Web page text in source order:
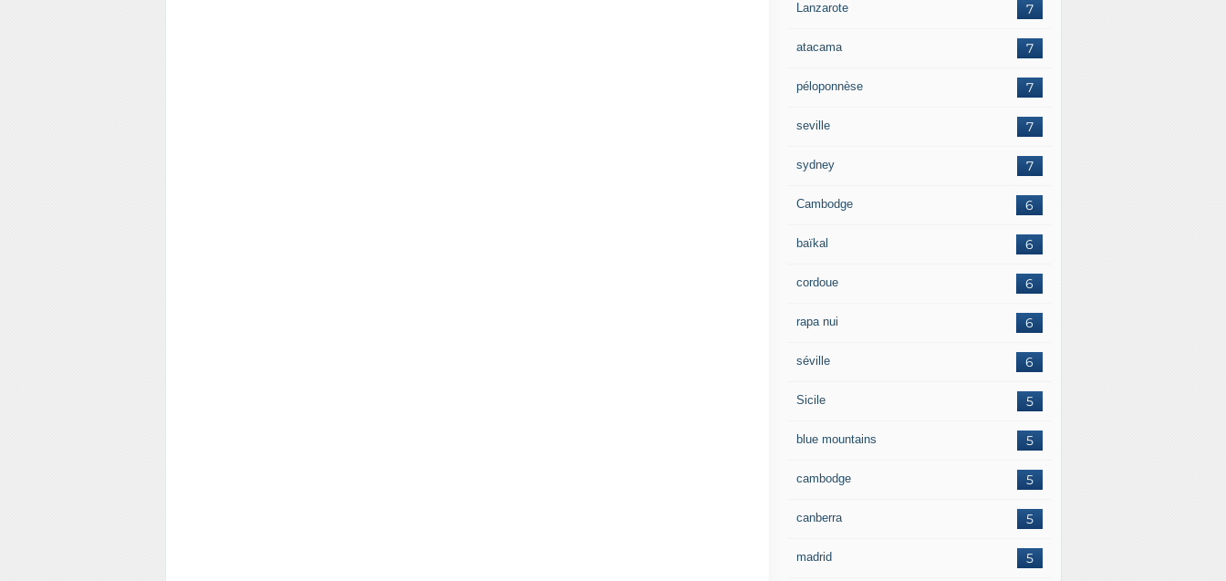
7
Lanzarote
7
atacama
7
péloponnèse
7
seville
7
sydney
6
Cambodge
6
baïkal
6
cordoue
6
rapa nui
6
séville
5
Sicile
5
blue mountains
5
cambodge
5
canberra
5
madrid